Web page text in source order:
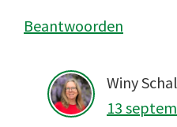
Beantwoorden
Winy
13